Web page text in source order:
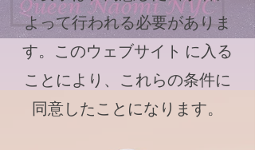
よって行われる必要がありま
す。このウェブサイト に入る
ことにより、これらの条件に
同意したことになります。